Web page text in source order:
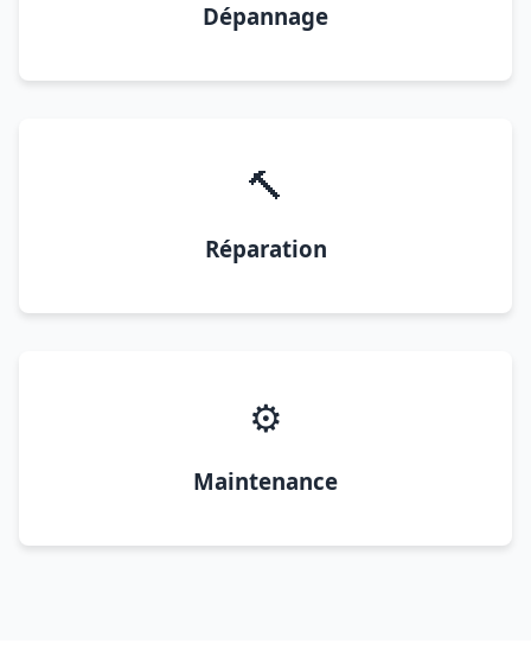
Dépannage
🔨
Réparation
⚙️
Maintenance